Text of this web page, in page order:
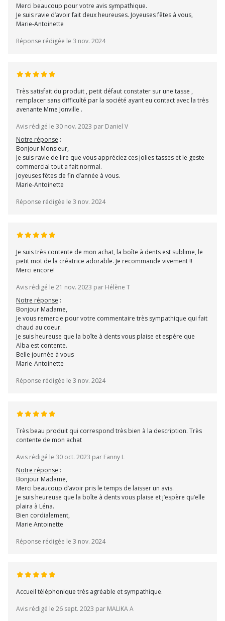
Merci beaucoup pour votre avis sympathique.
Je suis ravie d’avoir fait deux heureuses. Joyeuses fêtes à vous,
Marie-Antoinette
Réponse rédigée le 3 nov. 2024
Très satisfait du produit , petit défaut constater sur une tasse ,
remplacer sans difficulté par la société ayant eu contact avec la très
avenante Mme Jonville .
Avis rédigé le 30 nov. 2023 par Daniel V
Notre réponse :
Bonjour Monsieur,
Je suis ravie de lire que vous appréciez ces jolies tasses et le geste
commercial tout a fait normal.
Joyeuses fêtes de fin d’année à vous.
Marie-Antoinette
Réponse rédigée le 3 nov. 2024
Je suis très contente de mon achat, la boîte à dents est sublime, le
petit mot de la créatrice adorable. Je recommande vivement !!
Merci encore!
Avis rédigé le 21 nov. 2023 par Hélène T
Notre réponse :
Bonjour Madame,
Je vous remercie pour votre commentaire très sympathique qui fait
chaud au coeur.
Je suis heureuse que la boîte à dents vous plaise et espère que
Alba est contente.
Belle journée à vous
Marie-Antoinette
Réponse rédigée le 3 nov. 2024
Très beau produit qui correspond très bien à la description. Très
contente de mon achat
Avis rédigé le 30 oct. 2023 par Fanny L
Notre réponse :
Bonjour Madame,
Merci beaucoup d’avoir pris le temps de laisser un avis.
Je suis heureuse que la boîte à dents vous plaise et j’espère qu’elle
plaira à Léna.
Bien cordialement,
Marie Antoinette
Réponse rédigée le 3 nov. 2024
Accueil téléphonique très agréable et sympathique.
Avis rédigé le 26 sept. 2023 par MALIKA A